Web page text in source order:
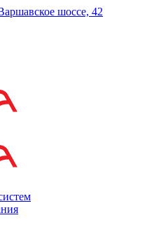
шоссе, 42